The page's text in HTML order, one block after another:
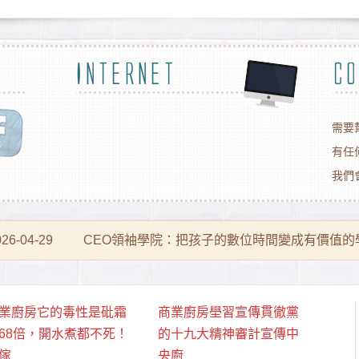
需要
有任
我們
10-22 商業廚房烏魯木齊餐飲業全面推廣透明廚房餐飲
04-29 CEO領袖學院：把孩子的數位時間變成有價值的
04-23 雷射氣體分析技術：基於精確度與靈敏度的選擇
廚房它的毒性是砒霜
倍，開水煮都不死！
商業廚房壆習宣傳貫徹黨
的十九大精神審計宣傳中
央廚